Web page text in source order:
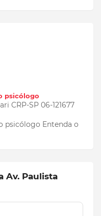
psicólogo
CRP-SP 06-121677
psicólogo Entenda o
Av. Paulista